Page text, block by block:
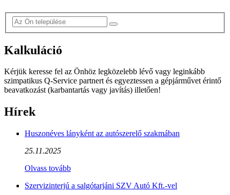
Kalkuláció
Kérjük keresse fel az Önhöz legközelebb lévő vagy leginkább
szimpatikus Q-Service partnert és egyeztessen a gépjárművet érintő
beavatkozást (karbantartás vagy javítás) illetően!
Hírek
Huszonéves lányként az autószerelő szakmában
25.11.2025
Olvass tovább
Szervizinterjú a salgótarjáni SZV Autó Kft.-vel